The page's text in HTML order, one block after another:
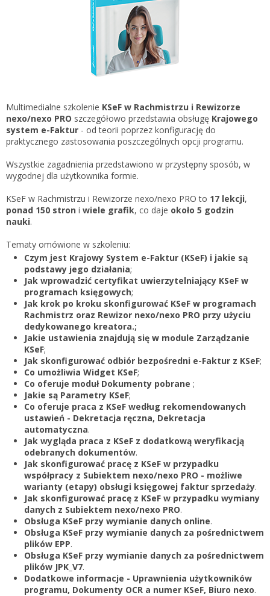
Gestor nexo PRO krok po kroku
KSeF w Subiekcie GT
KSeF w Subiekcie nexo/nexo PRO
KSeF w Rachmistrzu i Rewizorze nexo/nexo PRO
KSeF w Rachmistrzu i Rewizorze GT
Portal Dokumentów z obsługą KSeF dla biur
rachunkowych
Logowanie do Akademi InsERT
Login
Hasło
Zapomniałem hasła
Nie masz konta
Zarejestruj
Multimedialne szkolenie KSeF w Rachmistrzu i Rewizorze
nexo/nexo PRO szczegółowo przedstawia obsługę Krajowego
system e-Faktur - od teorii poprzez konfigurację do
praktycznego zastosowania poszczególnych opcji programu.
Wszystkie zagadnienia przedstawiono w przystępny sposób, w
wygodnej dla użytkownika formie.
KSeF w Rachmistrzu i Rewizorze nexo/nexo PRO to 17 lekcji,
ponad 150 stron i wiele grafik, co daje około 5 godzin
nauki.
Tematy omówione w szkoleniu:
Czym jest Krajowy System e-Faktur (KSeF) i jakie są
podstawy jego działania;
Jak wprowadzić certyfikat uwierzytelniający KSeF w
programach księgowych;
Jak krok po kroku skonfigurować KSeF w programach
Rachmistrz oraz Rewizor nexo/nexo PRO przy użyciu
dedykowanego kreatora.;
Jakie ustawienia znajdują się w module Zarządzanie
KSeF;
Jak skonfigurować odbiór bezpośredni e-Faktur z KSeF;
Co umożliwia Widget KSeF;
Co oferuje moduł Dokumenty pobrane ;
Jakie są Parametry KSeF;
Co oferuje praca z KSeF według rekomendowanych
ustawień - Dekretacja ręczna, Dekretacja
automatyczna.
Jak wygląda praca z KSeF z dodatkową weryfikacją
odebranych dokumentów.
Jak skonfigurować pracę z KSeF w przypadku
współpracy z Subiektem nexo/nexo PRO - możliwe
warianty (etapy) obsługi księgowej faktur sprzedaży.
Jak skonfigurować pracę z KSeF w przypadku wymiany
danych z Subiektem nexo/nexo PRO.
Obsługa KSeF przy wymianie danych online.
Obsługa KSeF przy wymianie danych za pośrednictwem
plików EPP.
Obsługa KSeF przy wymianie danych za pośrednictwem
plików JPK_V7.
Dodatkowe informacje - Uprawnienia użytkowników
programu, Dokumenty OCR a numer KSeF, Biuro nexo.